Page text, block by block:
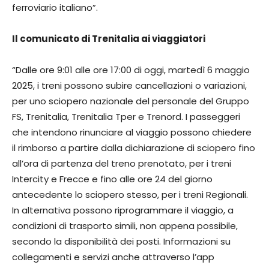
ferroviario italiano”.
Il comunicato di Trenitalia ai viaggiatori
“Dalle ore 9:01 alle ore 17:00 di oggi, martedì 6 maggio
2025, i treni possono subire cancellazioni o variazioni,
per uno sciopero nazionale del personale del Gruppo
FS, Trenitalia, Trenitalia Tper e Trenord. I passeggeri
che intendono rinunciare al viaggio possono chiedere
il rimborso a partire dalla dichiarazione di sciopero fino
all’ora di partenza del treno prenotato, per i treni
Intercity e Frecce e fino alle ore 24 del giorno
antecedente lo sciopero stesso, per i treni Regionali.
In alternativa possono riprogrammare il viaggio, a
condizioni di trasporto simili, non appena possibile,
secondo la disponibilità dei posti. Informazioni su
collegamenti e servizi anche attraverso l’app